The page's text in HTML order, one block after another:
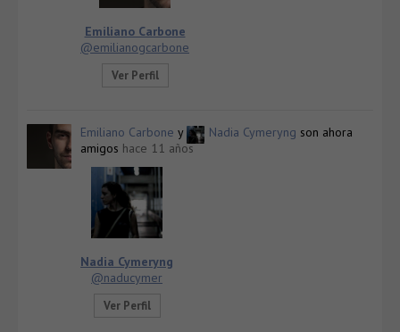
Emiliano Carbone
@emilianogcarbone
Ver Perfil
Emiliano Carbone y Nadia Cymeryng son ahora
amigos hace 11 años
Nadia Cymeryng
@naducymer
Ver Perfil